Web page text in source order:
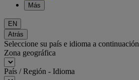
Más
EN
Atrás
Seleccione su país e idioma a continuación
Zona geográfica
País / Región - Idioma